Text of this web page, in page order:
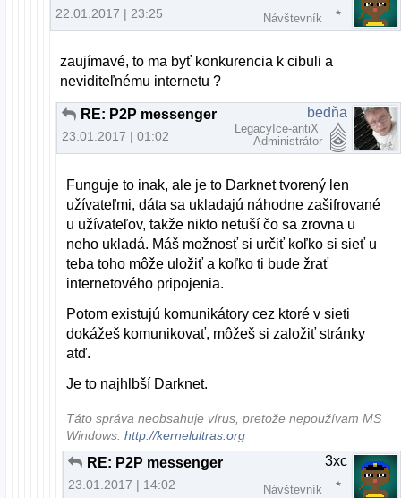
22.01.2017 | 23:25 Návštevník
zaujímavé, to ma byť konkurencia k cibuli a
neviditeľnému internetu ?
RE: P2P messenger
23.01.2017 | 01:02
bedňa
LegacyIce-antiX
Administrátor
Funguje to inak, ale je to Darknet tvorený len
užívateľmi, dáta sa ukladajú náhodne zašifrované
u užívateľov, takže nikto netuší čo sa zrovna u
neho ukladá. Máš možnosť si určiť koľko si sieť u
teba toho môže uložiť a koľko ti bude žrať
internetového pripojenia.
Potom existujú komunikátory cez ktoré v sieti
dokážeš komunikovať, môžeš si založiť stránky
atď.
Je to najhlbší Darknet.
Táto správa neobsahuje vírus, pretože nepoužívam MS
Windows.http://kernelultras.org
RE: P2P messenger
23.01.2017 | 14:02
3xc
Návštevník